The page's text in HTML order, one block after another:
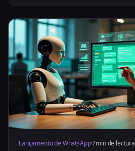
Lançamento de WhatsApp·7min de lectura